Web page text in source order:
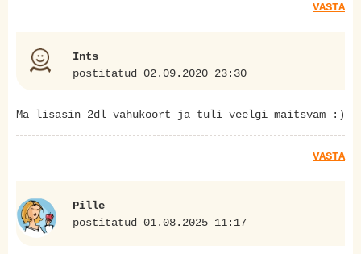
VASTA
Ints
postitatud 02.09.2020 23:30
Ma lisasin 2dl vahukoort ja tuli veelgi maitsvam :)
VASTA
Pille
postitatud 01.08.2025 11:17